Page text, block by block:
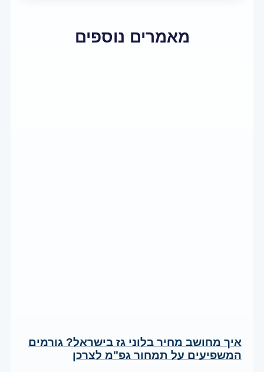
מאמרים נוספים
איך מחושב מחיר בלוני גז בישראל? גורמים
המשפיעים על תמחור גפ"מ לצרכן